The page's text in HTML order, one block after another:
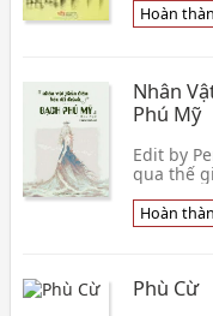
Chí
từ Đà
Hoàn
Nhân
Phú Mỹ
Edit by
qua thế
tâm đến
Hoàn
Phù Cừ